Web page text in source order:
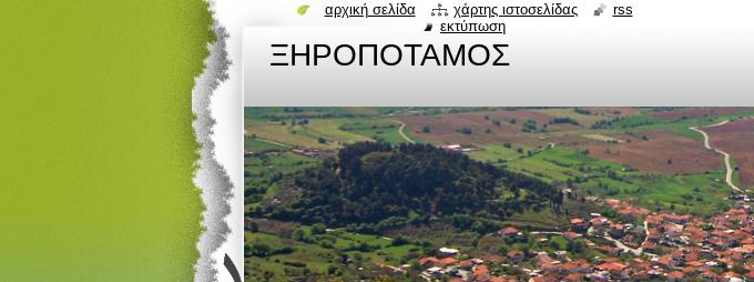
ΞΗΡΟΠΟΤΑΜΟΣ
αρχική σελίδα χάρτης ιστοσελίδας
rss
εκτύπωση